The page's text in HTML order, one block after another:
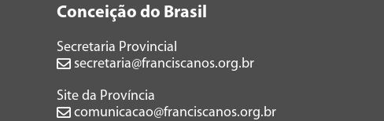
Conceição do Brasil
Secretaria Provincial
secretaria@franciscanos.org.br
Site da Província
comunicacao@franciscanos.org.br